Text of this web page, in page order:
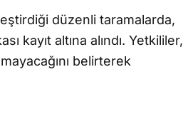
düzenli taramalarda,
kayıt altına alındı. Yetkililer,
belirterek